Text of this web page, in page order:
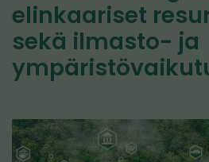
elinkaariset
sekä ilmasto- ja